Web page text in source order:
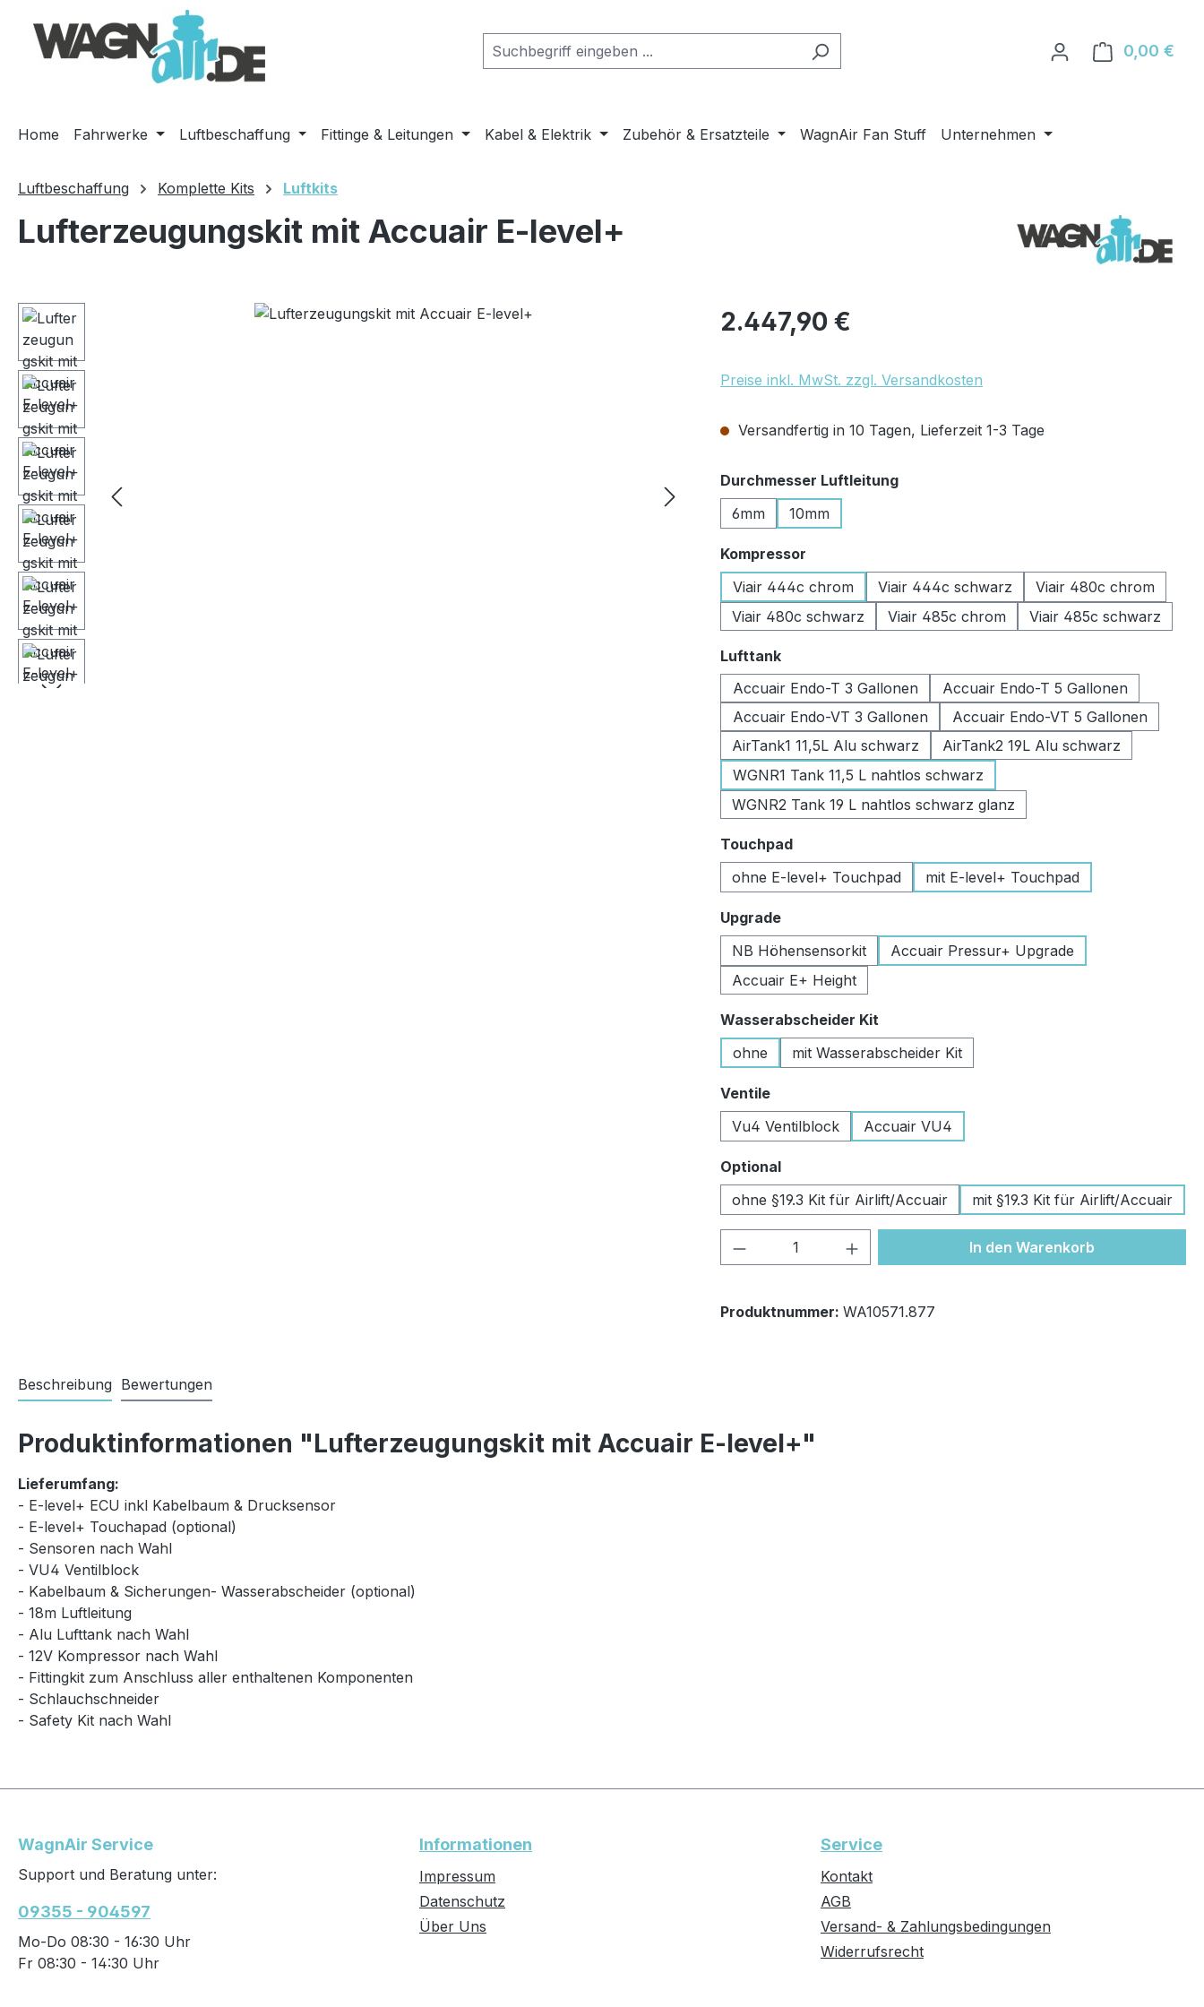
Hauptinhalt springen
Zur Suche springen
Zur Hauptnavigation springen
0,00 €
Home Fahrwerke Luftbeschaffung Fittinge & Leitungen Kabel & Elektrik Zubehör & Ersatzteile WagnAir Fan Stuff Unternehmen
Luftbeschaffung Komplette Kits Luftkits
Lufterzeugungskit mit Accuair E-level+
Bildergalerie überspringen Regulärer Preis:
2.447,90 €
Preise inkl. MwSt. zzgl. Versandkosten
Versandfertig in 10 Tagen, Lieferzeit 1-3 Tage
Durchmesser Luftleitungauswählen
6mm
10mm
Kompressor
Viair 444c chrom
Viair 444c schwarz
Viair 480c chrom
Viair 480c schwarz
Viair 485c chrom Viair 485c schwarz
Lufttankauswählen
Accuair Endo-T 3 Gallonen
Accuair Endo-T 5 Gallonen
Accuair Endo-VT 3 Gallonen
Accuair Endo-VT 5 Gallonen
AirTank1 11,5L Alu schwarz
AirTank2 19L Alu schwarz
WGNR1 Tank 11,5 L nahtlos schwarz
WGNR2 Tank 19 L nahtlos schwarz glanz
Touchpadauswählen
ohne E-level+ Touchpad
mit E-level+ Touchpad
Upgradeauswählen
NB Höhensensorkit
Accuair Pressur+ Upgrade
Accuair E+ Height
Wasserabscheider Kit
ohne
mit Wasserabscheider Kit
Ventileauswählen
Vu4 Ventilblock
Accuair VU4
Optionalauswählen
ohne §19.3 Kit für Airlift/Accuair
mit §19.3 Kit für Airlift/Accuair
Produkt Anzahl: Gib den gewünschten Wert
In den Warenkorb
Produktnummer: WA10571.877
Beschreibung Bewertungen
Produktinformationen "Lufterzeugungskit mit Accuair E-level+"
Lieferumfang:
- E-level+ ECU inkl Kabelbaum & Drucksensor
- E-level+ Touchapad (optional)
- Sensoren nach Wahl
- VU4 Ventilblock
- Kabelbaum & Sicherungen- Wasserabscheider (optional)
- 18m Luftleitung
- Alu Lufttank nach Wahl
- 12V Kompressor nach Wahl
- Fittingkit zum Anschluss aller enthaltenen Komponenten
- Schlauchschneider
- Safety Kit nach Wahl
WagnAir Service
Support und Beratung unter:
09355 - 904597
Mo-Do 08:30 - 16:30 Uhr
Fr 08:30 - 14:30 Uhr
Informationen
Impressum
Datenschutz
Über Uns
Service
Kontakt
AGB
Versand- & Zahlungsbedingungen
Widerrufsrecht